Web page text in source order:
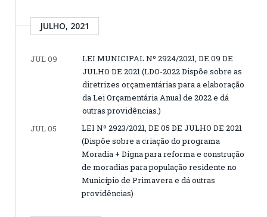
JULHO, 2021
JUL 09
LEI MUNICIPAL Nº 2924/2021, DE 09 DE
JULHO DE 2021 (LDO-2022 Dispõe sobre as
diretrizes orçamentárias para a elaboração
da Lei Orçamentária Anual de 2022 e dá
outras providências.)
JUL 05
LEI Nº 2923/2021, DE 05 DE JULHO DE 2021
(Dispõe sobre a criação do programa
Moradia + Digna para reforma e construção
de moradias para população residente no
Município de Primavera e dá outras
providências)